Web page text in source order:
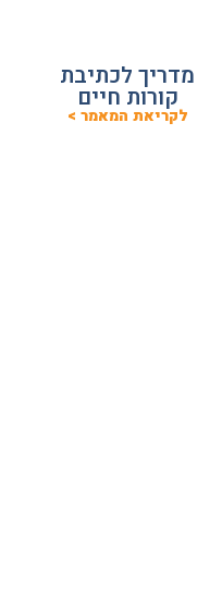
מדריך לכתיבת
קורות חיים
לקריאת המאמר >